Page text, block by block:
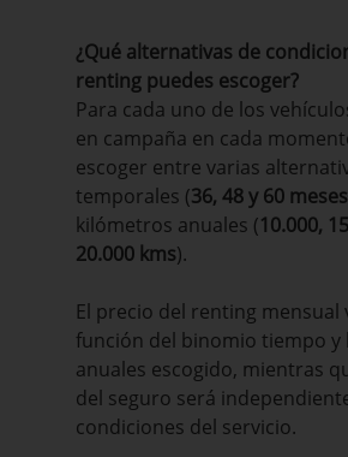
¿Qué alternativas de
renting puedes escoger?
Para cada uno de los
en campaña en cada
escoger entre varias
temporales (36, 48 y 60 meses
kilómetros anuales (10.000,
20.000 kms).
El precio del renting mensual
función del binomio tiempo y
anuales escogido, mientras
del seguro será
condiciones del servicio.